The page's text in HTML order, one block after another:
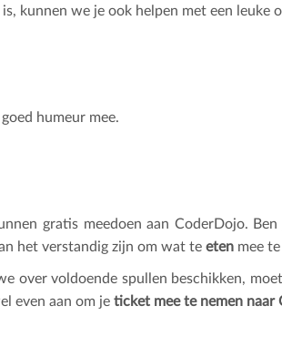
kunnen we je ook helpen met een leuke
humeur mee.
gratis meedoen aan CoderDojo.
het verstandig zijn om wat te eten mee
over voldoende spullen beschikken,
even aan om je ticket mee te nemen naar